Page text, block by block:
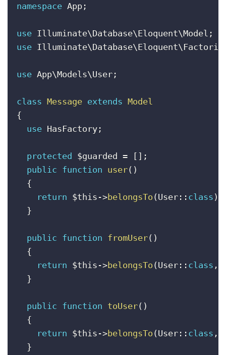
namespace App ;
use Illuminate\Database\Eloquent\Model ;
use Illuminate\Database\Eloquent\
use App\Models\User ;
class Message extends Model
{
use HasFactory ;
protected $guarded = [ ] ;
public function user( )
{
return $this ->belongsTo (User : : class )
}
public function fromUser( )
{
return $this ->belongsTo (User : : class ,
}
public function toUser( )
{
return $this ->belongsTo (User : : class ,
}